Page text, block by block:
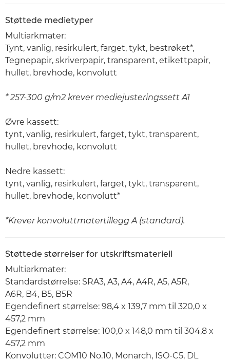
Støttede medietyper
Multiarkmater:
Tynt, vanlig, resirkulert, farget, tykt, bestrøket*,
Tegnepapir, skriverpapir, transparent, etikettpapir,
hullet, brevhode, konvolutt
* 257-300 g/m2 krever mediejusteringssett A1
Øvre kassett:
tynt, vanlig, resirkulert, farget, tykt, transparent,
hullet, brevhode, konvolutt
Nedre kassett:
tynt, vanlig, resirkulert, farget, tykt, transparent,
hullet, brevhode, konvolutt*
*Krever konvoluttmatertillegg A (standard).
Støttede størrelser for utskriftsmateriell
Multiarkmater:
Standardstørrelse: SRA3, A3, A4, A4R, A5, A5R,
A6R, B4, B5, B5R
Egendefinert størrelse: 98,4 x 139,7 mm til 320,0 x
457,2 mm
Egendefinert størrelse: 100,0 x 148,0 mm til 304,8 x
457,2 mm
Konvolutter: COM10 No.10, Monarch, ISO-C5, DL